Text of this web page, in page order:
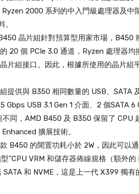
2000 系列的中入門級處理器及中
晶片組針對預算型用家市場，B450
20 個 PCIe 3.0 通道，Ryzen 處理器
片組接口。因此，根據所使用的晶片組
提供與 B350 相同數量的 USB、SATA
Gbps USB 3.1 Gen 1 介面、2 個SATA
同，AMD B450 及 B350 保留了 CPU
擴展技術。
B450 的閒置功耗小於 2W，因此可以
”CPU VRM 和儲存器佈線規格（額外
和 NVME，這是上一代 X399 獨有